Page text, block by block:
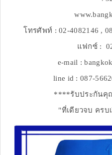
โทรศัพท์ : 02-4082146 ,
แฟกซ์ :
e-mail :
line id : 087-
****รับประกันคุ
"ที่เดียวจบ ครบ